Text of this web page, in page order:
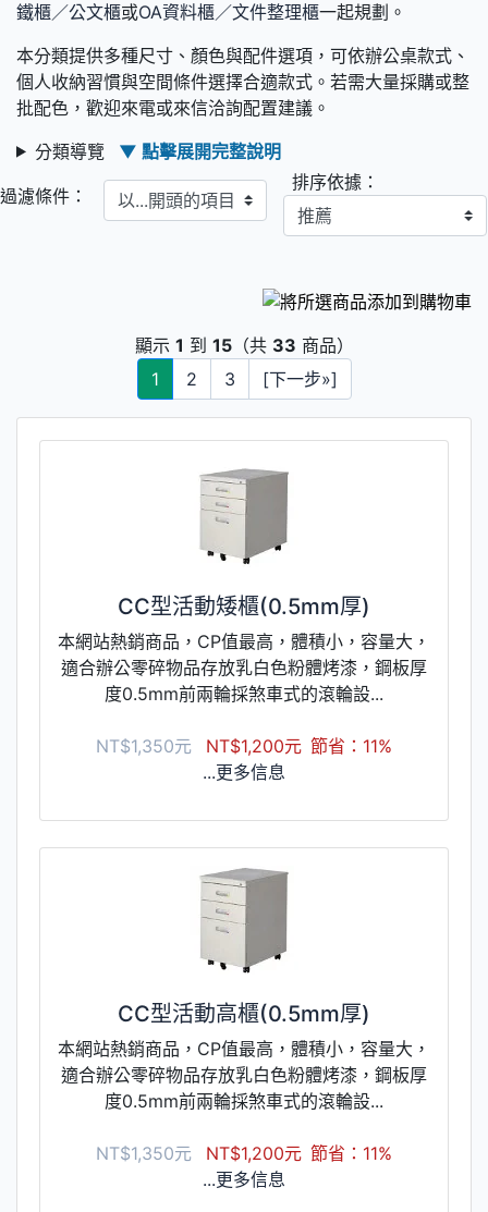
鐵櫃／公文櫃或OA資料櫃／文件整理櫃一起規劃。
本分類提供多種尺寸、顏色與配件選項，可依辦公桌款式、
個人收納習慣與空間條件選擇合適款式。若需大量採購或整
批配色，歡迎來電或來信洽詢配置建議。
分類導覽
▼ 點擊展開完整說明
過濾條件： 以...開頭的項目 排序依據：
顯示 1 到 15（共 33 商品）
1
2 3 [下一步»]
CC型活動矮櫃(0.5mm厚)
本網站熱銷商品，CP值最高，體積小，容量大，
適合辦公零碎物品存放乳白色粉體烤漆，鋼板厚
度0.5mm前兩輪採煞車式的滾輪設...
NT$1,350元 NT$1,200元 節省：11%
...更多信息
CC型活動高櫃(0.5mm厚)
本網站熱銷商品，CP值最高，體積小，容量大，
適合辦公零碎物品存放乳白色粉體烤漆，鋼板厚
度0.5mm前兩輪採煞車式的滾輪設...
NT$1,350元 NT$1,200元 節省：11%
...更多信息